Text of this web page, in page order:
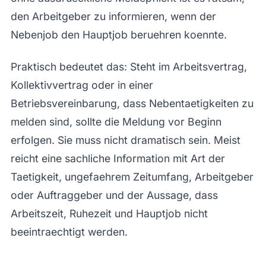
den Arbeitgeber zu informieren, wenn der
Nebenjob den Hauptjob beruehren koennte.
Praktisch bedeutet das: Steht im Arbeitsvertrag,
Kollektivvertrag oder in einer
Betriebsvereinbarung, dass Nebentaetigkeiten zu
melden sind, sollte die Meldung vor Beginn
erfolgen. Sie muss nicht dramatisch sein. Meist
reicht eine sachliche Information mit Art der
Taetigkeit, ungefaehrem Zeitumfang, Arbeitgeber
oder Auftraggeber und der Aussage, dass
Arbeitszeit, Ruhezeit und Hauptjob nicht
beeintraechtigt werden.